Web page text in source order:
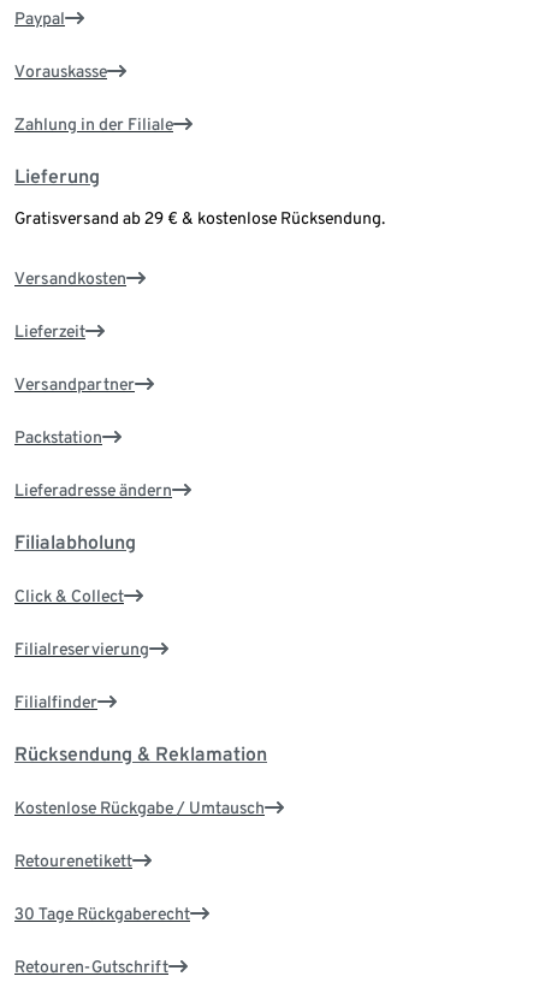
Paypal
Vorauskasse
Zahlung in der Filiale
Lieferung
Gratisversand ab 29 € & kostenlose Rücksendung.
Versandkosten
Lieferzeit
Versandpartner
Packstation
Lieferadresse ändern
Filialabholung
Click & Collect
Filialreservierung
Filialfinder
Rücksendung & Reklamation
Kostenlose Rückgabe / Umtausch
Retourenetikett
30 Tage Rückgaberecht
Retouren-Gutschrift